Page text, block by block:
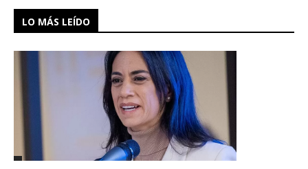
LO MÁS LEÍDO